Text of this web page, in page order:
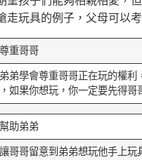
走玩具的例子，父母可以
重哥哥
弟學會尊重哥哥正在玩的權
如果你想玩，你一定要先得
助弟弟
哥哥留意到弟弟想玩他手上